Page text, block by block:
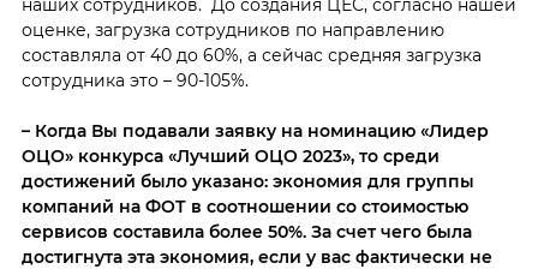
наших сотрудников. До создания ЦЕС, согласно нашей
оценке, загрузка сотрудников по направлению
составляла от 40 до 60%, а сейчас средняя загрузка
сотрудника это – 90-105%.
– Когда Вы подавали заявку на номинацию «Лидер
ОЦО» конкурса «Лучший ОЦО 2023», то среди
достижений было указано: экономия для группы
компаний на ФОТ в соотношении со стоимостью
сервисов составила более 50%. За счет чего была
достигнута эта экономия, если у вас фактически не